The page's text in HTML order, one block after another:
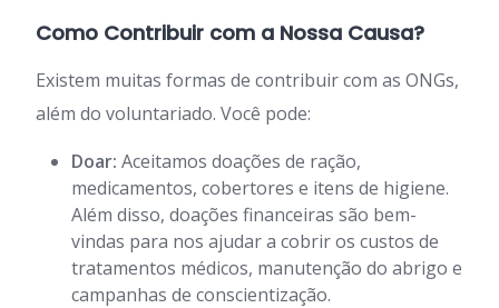
Como Contribuir com a Nossa Causa?
Existem muitas formas de contribuir com as ONGs,
além do voluntariado. Você pode:
Doar: Aceitamos doações de ração,
medicamentos, cobertores e itens de higiene.
Além disso, doações financeiras são bem-
vindas para nos ajudar a cobrir os custos de
tratamentos médicos, manutenção do abrigo e
campanhas de conscientização.